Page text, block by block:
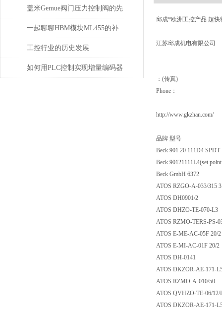
盖米Gemue阀门压力控制阀的先
导式气动方案：如何用小块头
电磁阀驱动大执行器
一起聊聊HBM模块ML455的补
偿问题
工控行业的历史发展
如何用PLC控制实现增量编码器
邱成*欧洲工控产品 超
江苏邱成机电有限公司
：(传真)
Phone：
http://www.gkzhan.com/
品牌 型号
Beck 901.20 111D4
Beck 90121111L4(set
Beck GmbH 6372
ATOS RZGO-A-
ATOS DH0901/2
ATOS DHZO-TE-
ATOS RZMO-TERS-
ATOS E-ME-AC-
ATOS E-MI-AC-
ATOS DH-0141
ATOS DKZOR-AE-
ATOS RZMO-A-
ATOS QVHZO-TE-
ATOS DKZOR-AE-